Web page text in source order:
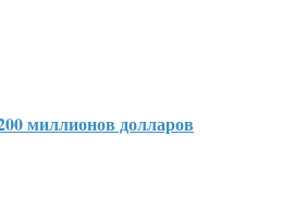
миллионов долларов